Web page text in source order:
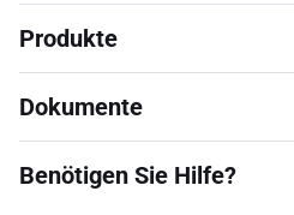
Produkte
Dokumente
Benötigen Sie Hilfe?